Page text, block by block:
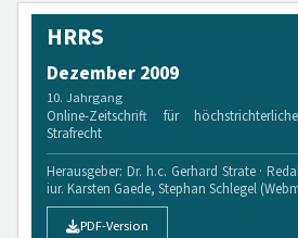
HRRS
Dezember 2009
10. Jahrgang
Online-Zeitschrift für
Strafrecht
Herausgeber: Dr. h.c. Gerhard Strate ·
iur. Karsten Gaede, Stephan Schlegel
PDF-Version